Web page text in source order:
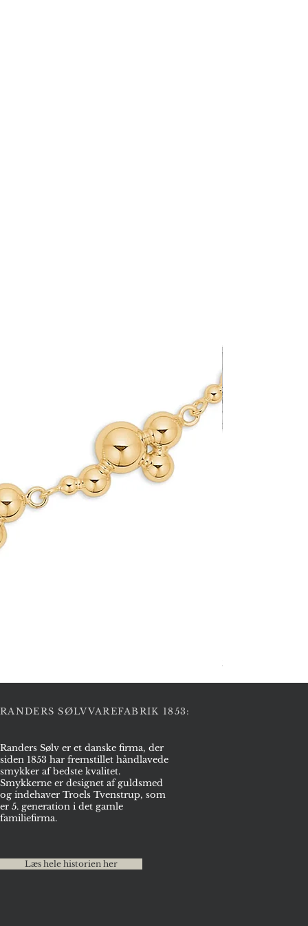
RANDERS SØLVVAREFABRIK 1853:
Randers Sølv er et danske firma, der
siden 1853 har fremstillet håndlavede
smykker af bedste kvalitet.
Smykkerne er designet af guldsmed
og indehaver Troels Tvenstrup, som
er 5. generation i det gamle
familiefirma.
Læs hele historien her